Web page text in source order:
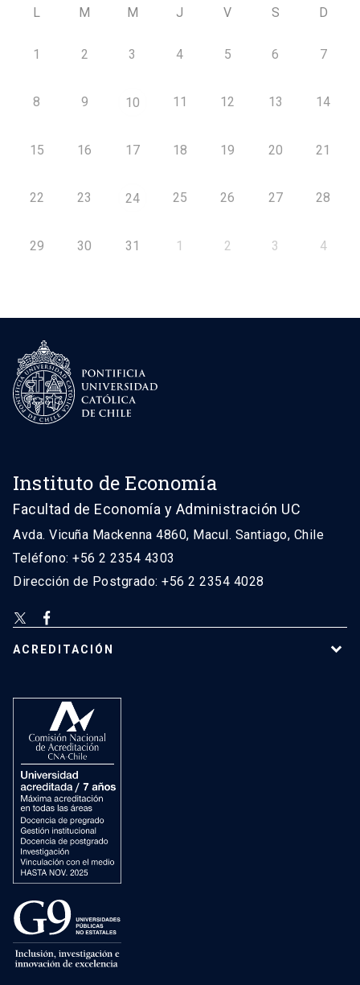
L M M J V S D
1 2 3 4 5 6 7
8 9 10 11 12 13 14
15 16 17 18 19 20 21
22 23 24 25 26 27 28
29 30 31 1 2 3 4
Instituto de Economía
Facultad de Economía y Administración UC
Avda. Vicuña Mackenna 4860, Macul. Santiago, Chile
Teléfono: +56 2 2354 4303
Dirección de Postgrado: +56 2 2354 4028
ACREDITACIÓN